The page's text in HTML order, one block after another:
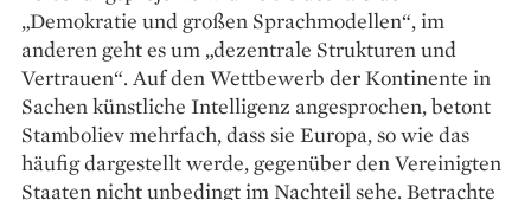
„Demokratie und großen Sprachmodellen“, im
anderen geht es um „dezentrale Strukturen und
Vertrauen“. Auf den Wettbewerb der Kontinente in
Sachen künstliche Intelligenz angesprochen, betont
Stamboliev mehrfach, dass sie Europa, so wie das
häufig dargestellt werde, gegenüber den Vereinigten
Staaten nicht unbedingt im Nachteil sehe. Betrachte